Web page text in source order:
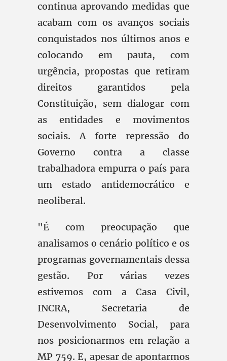
continua aprovando medidas que
acabam com os avanços sociais
conquistados nos últimos anos e
colocando em pauta, com
urgência, propostas que retiram
direitos garantidos pela
Constituição, sem dialogar com
as entidades e movimentos
sociais. A forte repressão do
Governo contra a classe
trabalhadora empurra o país para
um estado antidemocrático e
neoliberal.
"É com preocupação que
analisamos o cenário político e os
programas governamentais dessa
gestão. Por várias vezes
estivemos com a Casa Civil,
INCRA, Secretaria de
Desenvolvimento Social, para
nos posicionarmos em relação a
MP 759. E, apesar de apontarmos